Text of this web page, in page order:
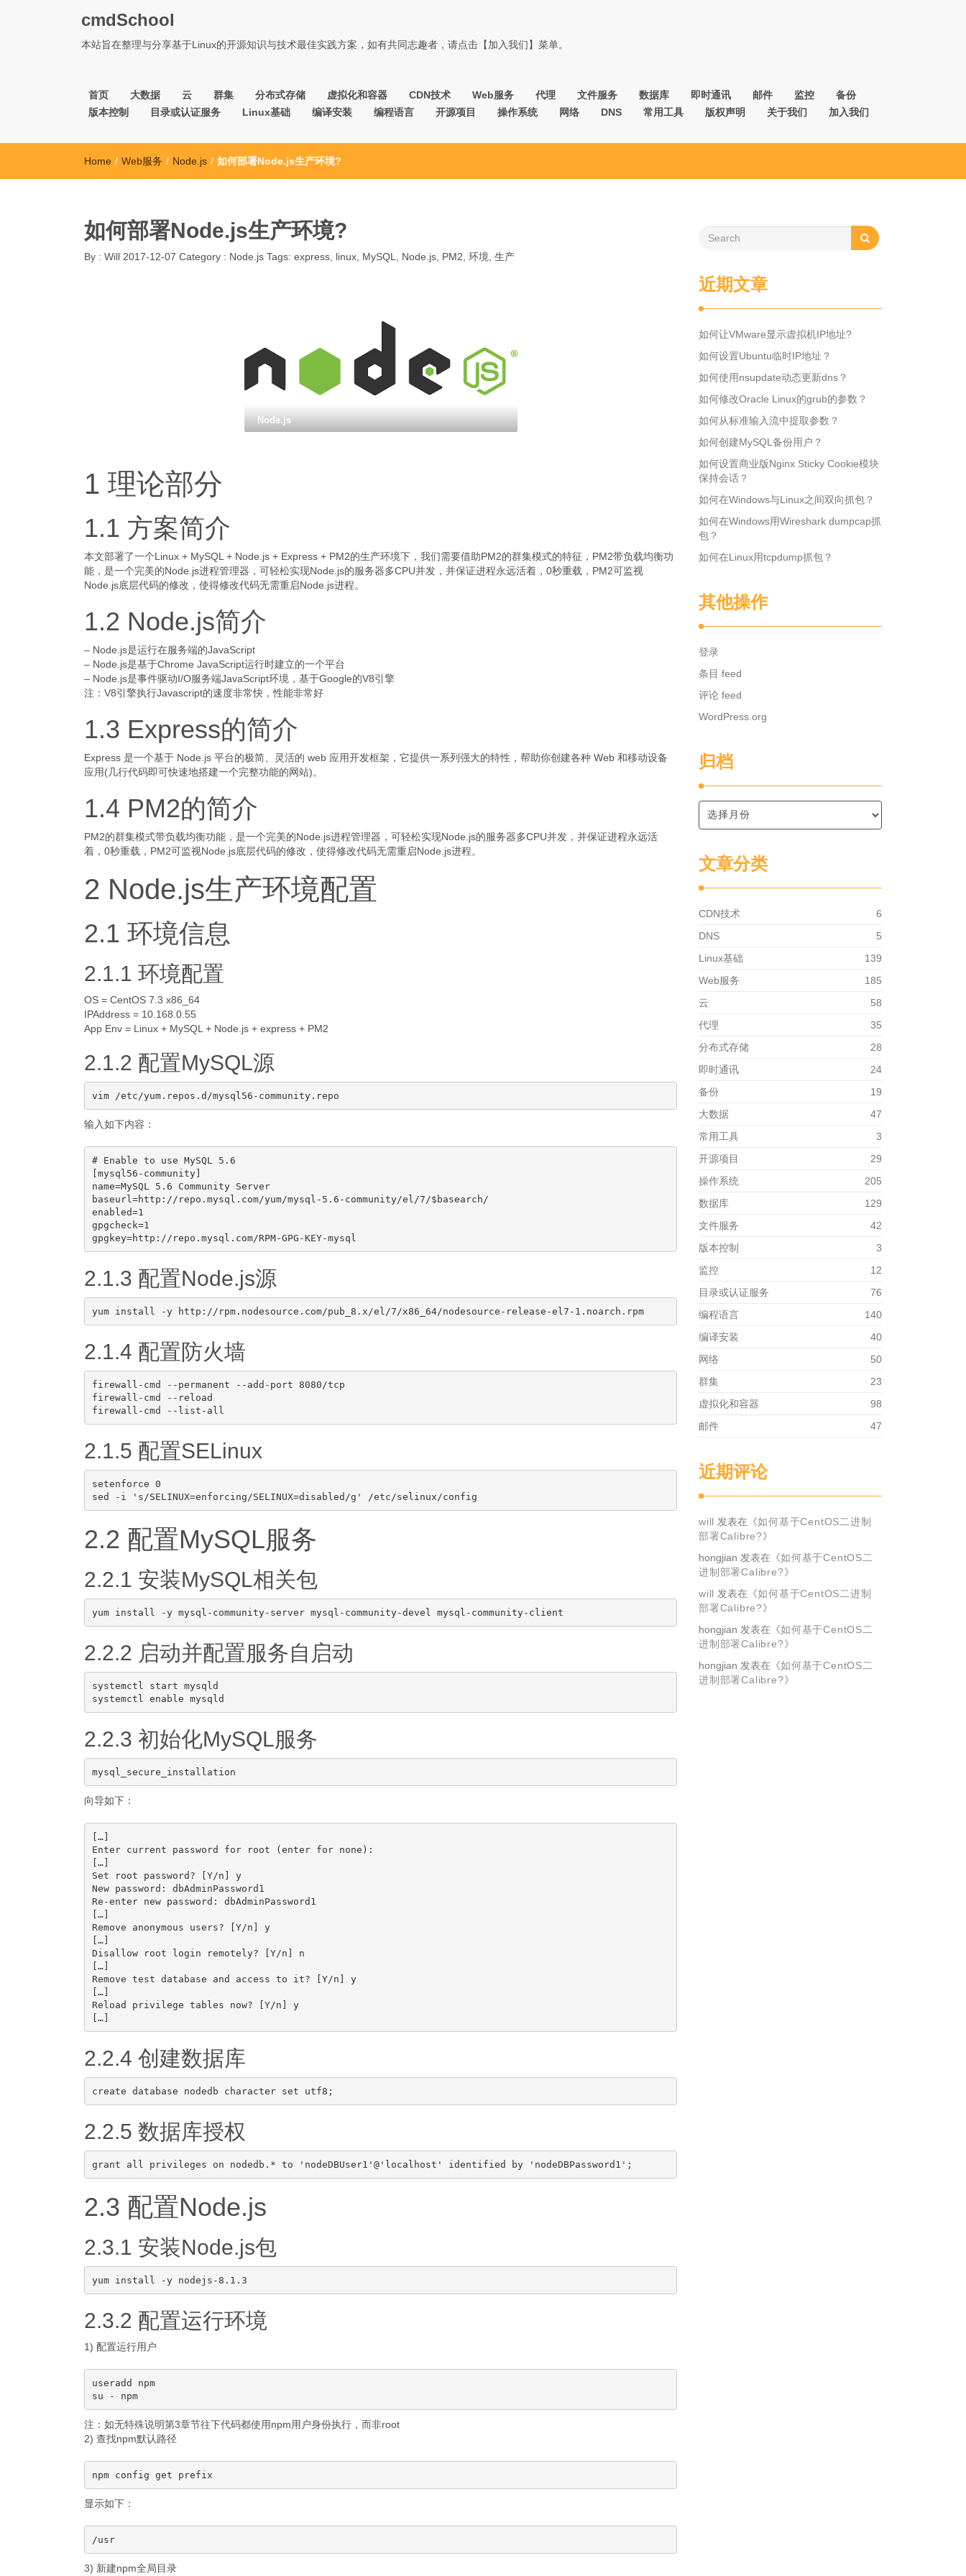
cmdSchool
本站旨在整理与分享基于Linux的开源知识与技术最佳实践方案，如有共同志趣者，请点击【加入我们】菜单。
首页 大数据 云 群集 分布式存储 虚拟化和容器 CDN技术 Web服务 代理 文件服务 数据库 即时通讯 邮件 监控
备份
版本控制
目录或认证服务 Linux基础 编译安装 编程语言 开源项目 操作系统 网络 DNS 常用工具 版权声明 关于我们 加入我们
Home / Web服务 / Node.js / 如何部署Node.js生产环境?
如何部署Node.js生产环境?
By : Will 2017-12-07 Category : Node.js Tags: express linux MySQL Node.js PM2 环境 生产
Node.js
1 理论部分
1.1 方案简介
本文部署了一个Linux + MySQL + Node.js + Express + PM2的生产环境下，我们需要借助PM2的群集模式的特征，PM2带负载均衡功
能，是一个完美的Node.js进程管理器，可轻松实现Node.js的服务器多CPU并发，并保证进程永远活着，0秒重载，PM2可监视
Node.js底层代码的修改，使得修改代码无需重启Node.js进程。
1.2 Node.js简介
– Node.js是运行在服务端的JavaScript
– Node.js是基于Chrome JavaScript运行时建立的一个平台
– Node.js是事件驱动I/O服务端JavaScript环境，基于Google的V8引擎
注：V8引擎执行Javascript的速度非常快，性能非常好
1.3 Express的简介
Express 是一个基于 Node.js 平台的极简、灵活的 web 应用开发框架，它提供一系列强大的特性，帮助你创建各种 Web 和移动设备
应用(几行代码即可快速地搭建一个完整功能的网站)。
1.4 PM2的简介
PM2的群集模式带负载均衡功能，是一个完美的Node.js进程管理器，可轻松实现Node.js的服务器多CPU并发，并保证进程永远活
着，0秒重载，PM2可监视Node.js底层代码的修改，使得修改代码无需重启Node.js进程。
2 Node.js生产环境配置
2.1 环境信息
2.1.1 环境配置
OS = CentOS 7.3 x86_64
IPAddress = 10.168.0.55
App Env = Linux + MySQL + Node.js + express + PM2
2.1.2 配置MySQL源
输入如下内容：
# Enable to use MySQL 5.6
[mysql56-community]
name=MySQL 5.6 Community Server
baseurl=http://repo.mysql.com/yum/mysql-5.6-community/el/7/$basearch/
enabled=1
gpgcheck=1
2.1.3 配置Node.js源
yum install -y http://rpm.nodesource.com/pub_8.x/el/7/x86_64/nodesource-release-el7-1.noarch.rpm
2.1.4 配置防火墙
firewall-cmd --permanent --add-port 8080/tcp
firewall-cmd --reload
2.1.5 配置SELinux
setenforce 0
2.2 配置MySQL服务
2.2.1 安装MySQL相关包
2.2.2 启动并配置服务自启动
systemctl start mysqld
2.2.3 初始化MySQL服务
向导如下：
[…]
Enter current password for root (enter for none):
[…]
Set root password? [Y/n] y
New password: dbAdminPassword1
Re-enter new password: dbAdminPassword1
[…]
Remove anonymous users? [Y/n] y
[…]
Disallow root login remotely? [Y/n] n
[…]
Remove test database and access to it? [Y/n] y
[…]
Reload privilege tables now? [Y/n] y
2.2.4 创建数据库
2.2.5 数据库授权
2.3 配置Node.js
2.3.1 安装Node.js包
2.3.2 配置运行环境
1) 配置运行用户
useradd npm
su - npm
注：如无特殊说明第3章节往下代码都使用npm用户身份执行，而非root
2) 查找npm默认路径
显示如下：
/usr
3) 新建npm全局目录
近期文章
如何让VMware显示虚拟机IP地址?
如何设置Ubuntu临时IP地址？
如何使用nsupdate动态更新dns？
如何修改Oracle Linux的grub的参数？
如何从标准输入流中提取参数？
如何创建MySQL备份用户？
如何设置商业版Nginx Sticky Cookie模块
保持会话？
如何在Windows与Linux之间双向抓包？
如何在Windows用Wireshark dumpcap抓
包？
如何在Linux用tcpdump抓包？
其他操作
登录
条目 feed
评论 feed
WordPress.org
归档
文章分类
CDN技术
6
DNS
5
Linux基础
139
Web服务
185
云
58
代理
35
分布式存储
28
即时通讯
24
备份
19
大数据
47
常用工具
3
开源项目
29
操作系统
205
数据库
129
文件服务
42
版本控制
3
监控
12
目录或认证服务
76
编程语言
140
编译安装
40
网络
50
群集
23
虚拟化和容器
98
邮件
47
近期评论
will 发表在《如何基于CentOS二进制
部署Calibre?》
hongjian 发表在《如何基于CentOS二
进制部署Calibre?》
will 发表在《如何基于CentOS二进制
部署Calibre?》
hongjian 发表在《如何基于CentOS二
进制部署Calibre?》
hongjian 发表在《如何基于CentOS二
进制部署Calibre?》